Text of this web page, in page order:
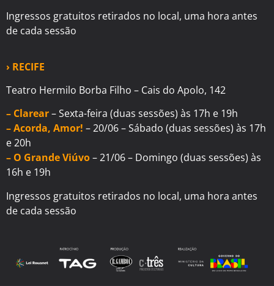
Ingressos gratuitos retirados no local, uma hora antes
de cada sessão
› RECIFE
Teatro Hermilo Borba Filho – Cais do Apolo, 142
– Clarear– Sexta-feira (duas sessões) às 17h e 19h
– Acorda, Amor! – 20/06 – Sábado (duas sessões) às 17h
e 20h
– O Grande Viúvo– 21/06 – Domingo (duas sessões) às
16h e 19h
Ingressos gratuitos retirados no local, uma hora antes
de cada sessão